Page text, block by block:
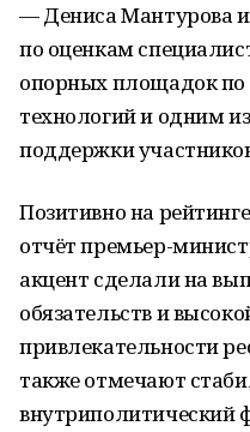
— Дениса Мантурова
по оценкам
опорных площадок
технологий и одним
поддержки
Позитивно на
отчёт премьер-
акцент сделали на
обязательств и
привлекательности
также отмечают
внутриполитический